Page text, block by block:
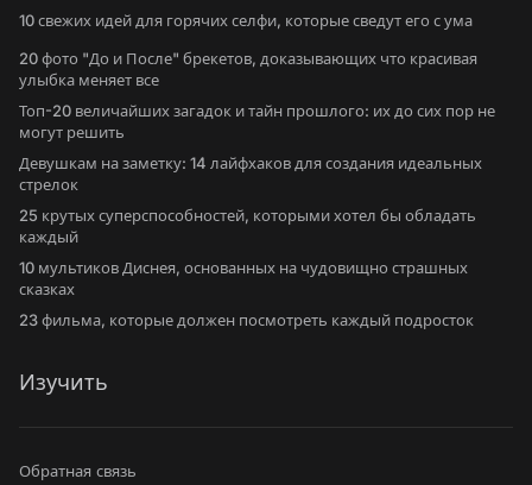
10 свежих идей для горячих селфи, которые сведут его с ума
20 фото "До и После" брекетов, доказывающих что красивая
улыбка меняет все
Топ-20 величайших загадок и тайн прошлого: их до сих пор не
могут решить
Девушкам на заметку: 14 лайфхаков для создания идеальных
стрелок
25 крутых суперспособностей, которыми хотел бы обладать
каждый
10 мультиков Диснея, основанных на чудовищно страшных
сказках
23 фильма, которые должен посмотреть каждый подросток
Изучить
Обратная связь